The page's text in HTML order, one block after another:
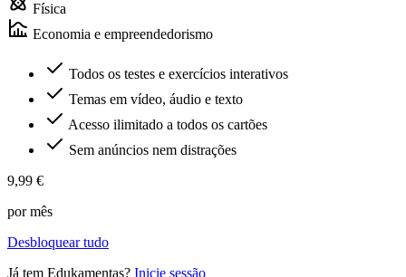
Física
Economia e empreendedorismo
Todos os testes e exercícios interativos
Temas em vídeo, áudio e texto
Acesso ilimitado a todos os cartões
Sem anúncios nem distrações
9,99 €
por mês
Desbloquear tudo
Já tem Edukamentas? Inicie sessão